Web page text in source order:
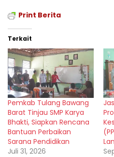
Print Berita
Terkait
Pemkab Tulang Bawang
Barat Tinjau SMP Karya
Bhakti, Siapkan Rencana
Bantuan Perbaikan
Sarana Pendidikan
Juli 31, 2026